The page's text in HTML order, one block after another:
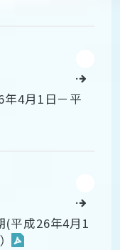
4月1日－平
(平成26年4月1